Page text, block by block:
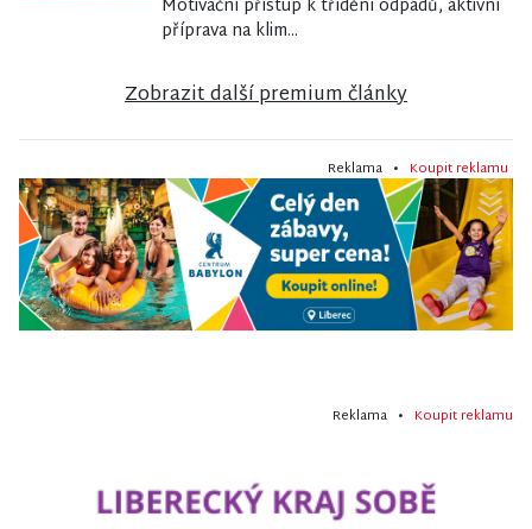
Motivační přístup k třídění odpadů, aktivní
příprava na klim...
Zobrazit další premium články
Reklama • Koupit reklamu
Reklama • Koupit reklamu